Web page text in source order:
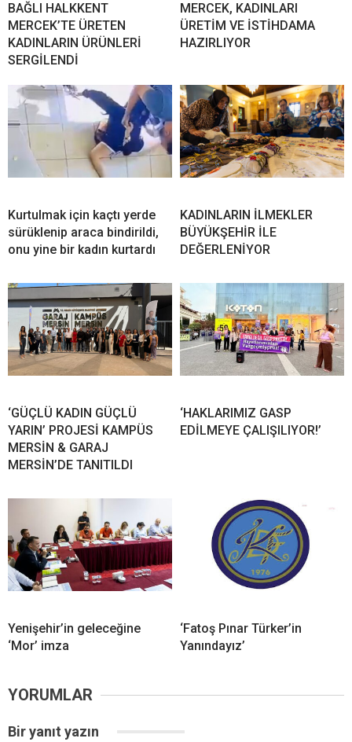
BAĞLI HALKKENT
MERCEK’TE ÜRETEN
KADINLARIN ÜRÜNLERİ
SERGİLENDİ
MERCEK, KADINLARI
ÜRETİM VE İSTİHDAMA
HAZIRLIYOR
Kurtulmak için kaçtı yerde
sürüklenip araca bindirildi,
onu yine bir kadın kurtardı
KADINLARIN İLMEKLER
BÜYÜKŞEHİR İLE
DEĞERLENİYOR
‘GÜÇLÜ KADIN GÜÇLÜ
YARIN’ PROJESİ KAMPÜS
MERSİN & GARAJ
MERSİN’DE TANITILDI
‘HAKLARIMIZ GASP
EDİLMEYE ÇALIŞILIYOR!’
Yenişehir’in geleceğine
‘Mor’ imza
‘Fatoş Pınar Türker’in
Yanındayız’
YORUMLAR
Bir yanıt yazın